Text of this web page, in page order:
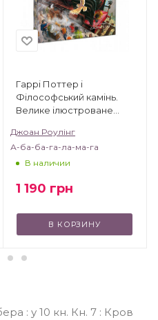
Гаррі Поттер і
Філософський камінь.
Велике ілюстроване
Джоан Роулінг
А-ба-ба-га-ла-ма-га
В наличии
1 190 грн
В КОРЗИНУ
: у 10 кн. Кн. 7 : Кров